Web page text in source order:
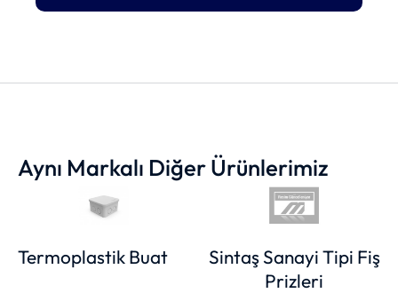
Aynı Markalı Diğer Ürünlerimiz
Termoplastik Buat
Sintaş Sanayi Tipi Fiş
Prizleri